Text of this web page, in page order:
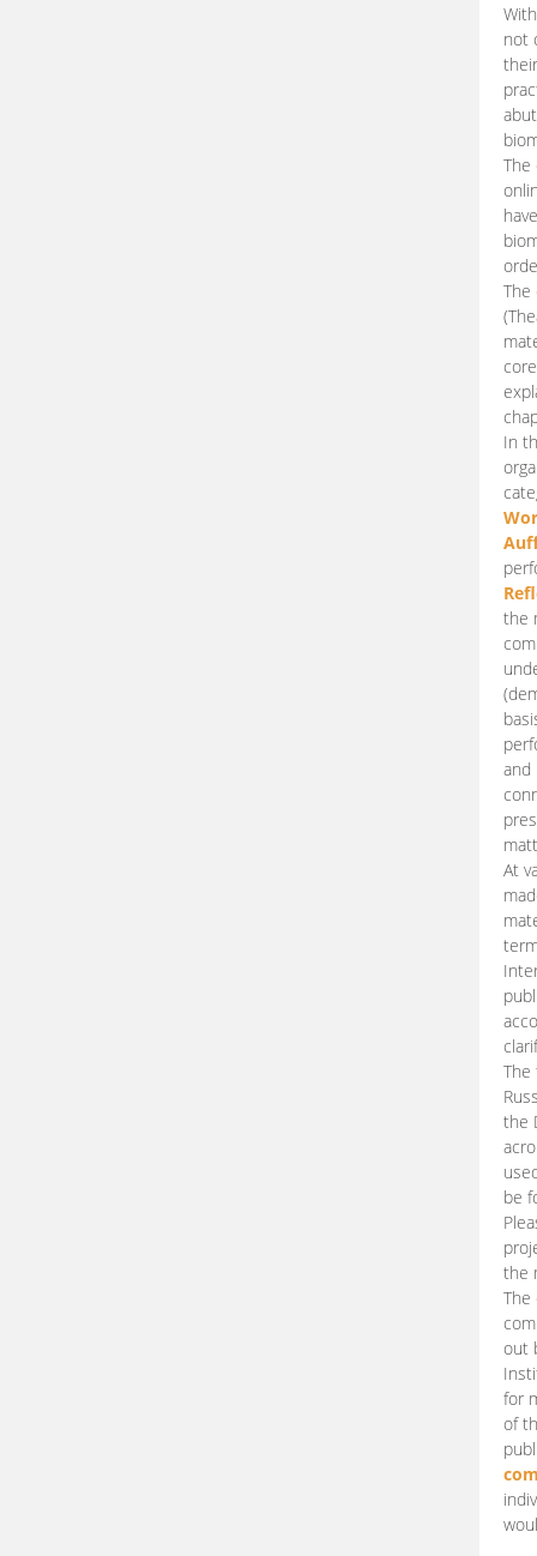
not
The
In
the
and
At
The
the
be
the
The
out
for
of